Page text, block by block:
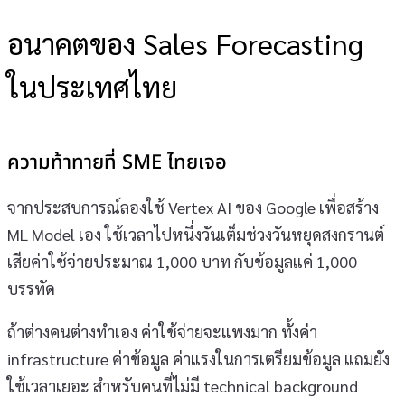
อนาคตของ Sales Forecasting
ในประเทศไทย
ความท้าทายที่ SME ไทยเจอ
จากประสบการณ์ลองใช้ Vertex AI ของ Google เพื่อสร้าง
ML Model เอง ใช้เวลาไปหนึ่งวันเต็มช่วงวันหยุดสงกรานต์
เสียค่าใช้จ่ายประมาณ 1,000 บาท กับข้อมูลแค่ 1,000
บรรทัด
ถ้าต่างคนต่างทำเอง ค่าใช้จ่ายจะแพงมาก ทั้งค่า
infrastructure ค่าข้อมูล ค่าแรงในการเตรียมข้อมูล แถมยัง
ใช้เวลาเยอะ สำหรับคนที่ไม่มี technical background